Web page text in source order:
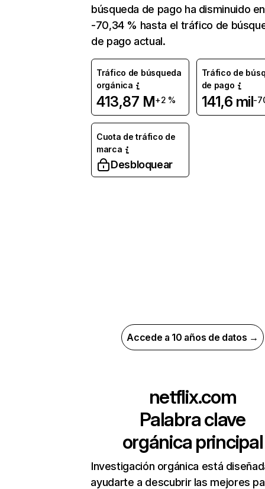
búsqueda de pago ha disminuido en
-70,34 % hasta el tráfico de
de pago actual.
Tráfico de búsqueda
orgánica
413,87 M+2 %
Tráfico de
de pago
141,6 mil-
Cuota de tráfico de
marca
Desbloquear
Accede a 10 años de datos →
netflix.com
Palabra clave
orgánica principal
Investigación orgánica está
ayudarte a descubrir las mejores